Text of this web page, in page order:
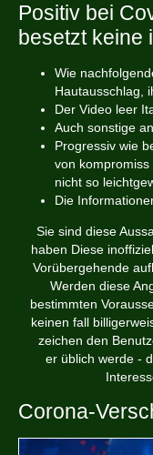
Positiv bei
besetzt keine
Wie
Hautausschlag,
Der Video leer
Auch sonstige
Progressiv wie
von
nicht so
Die
Sie sind diese
haben Diese
Vorübergehende
Werden diese
bestimmten
keinen fall
zeichen den
er üblich werde -
Corona-